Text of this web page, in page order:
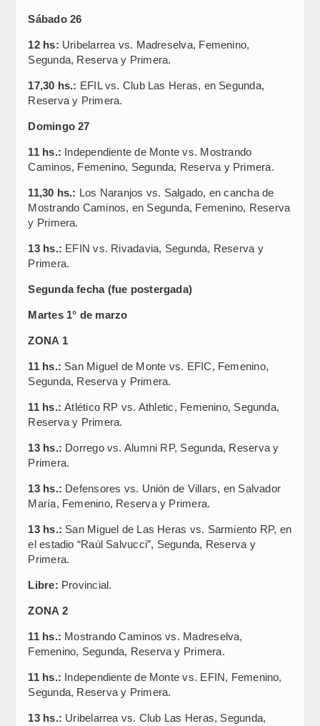
Sábado 26
12 hs: Uribelarrea vs. Madreselva, Femenino,
Segunda, Reserva y Primera.
17,30 hs.: EFIL vs. Club Las Heras, en Segunda,
Reserva y Primera.
Domingo 27
11 hs.: Independiente de Monte vs. Mostrando
Caminos, Femenino, Segunda, Reserva y Primera.
11,30 hs.: Los Naranjos vs. Salgado, en cancha de
Mostrando Caminos, en Segunda, Femenino, Reserva
y Primera.
13 hs.: EFIN vs. Rivadavia, Segunda, Reserva y
Primera.
Segunda fecha (fue postergada)
Martes 1° de marzo
ZONA 1
11 hs.: San Miguel de Monte vs. EFIC, Femenino,
Segunda, Reserva y Primera.
11 hs.:Atlético RP vs. Athletic, Femenino, Segunda,
Reserva y Primera.
13 hs.: Dorrego vs. Alumni RP, Segunda, Reserva y
Primera.
13 hs.: Defensores vs. Unión de Villars, en Salvador
María, Femenino, Reserva y Primera.
13 hs.: San Miguel de Las Heras vs. Sarmiento RP, en
el estadio “Raúl Salvucci”, Segunda, Reserva y
Primera.
Libre: Provincial.
ZONA 2
11 hs.: Mostrando Caminos vs. Madreselva,
Femenino, Segunda, Reserva y Primera.
11 hs.: Independiente de Monte vs. EFIN, Femenino,
Segunda, Reserva y Primera.
13 hs.: Uribelarrea vs. Club Las Heras, Segunda,